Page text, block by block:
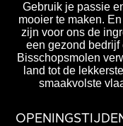
Gebruik je passie
mooier te maken.
zijn voor ons de
een gezond
Bisschopsmolen
land tot de
smaakvolste